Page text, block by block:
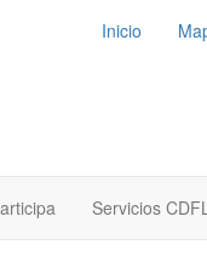
Inicio
Servicios